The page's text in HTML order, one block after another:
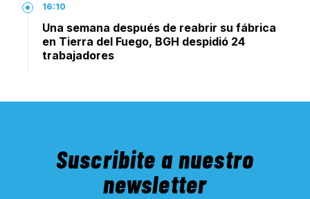
16:10
Una semana después de reabrir su fábrica
en Tierra del Fuego, BGH despidió 24
trabajadores
Suscribite a nuestro
newsletter